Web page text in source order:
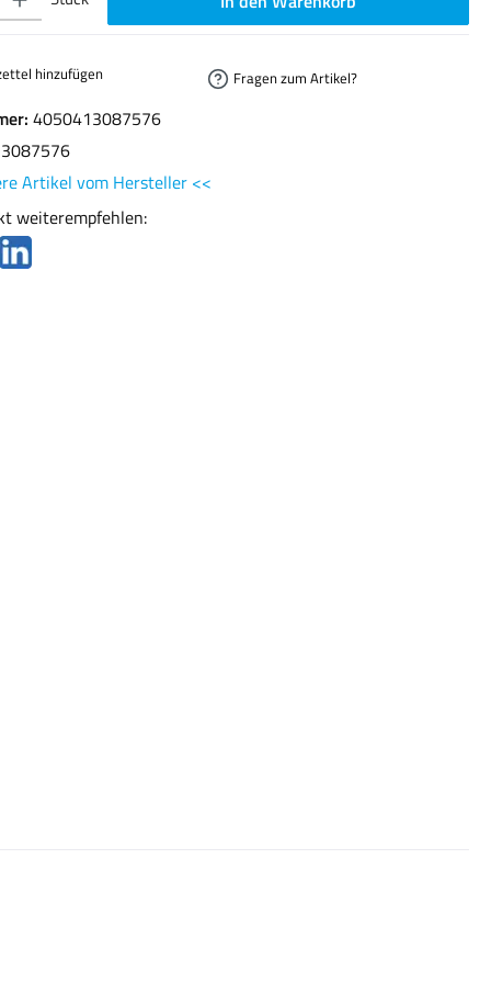
hinzufügen Fragen zum Artikel?
4050413087576
Artikel vom Hersteller <<
weiterempfehlen: